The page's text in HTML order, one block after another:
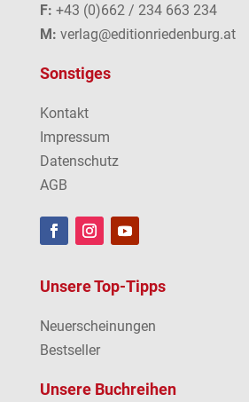
F: +43 (0)662 / 234 663 234
M: verlag@editionriedenburg.at
Sonstiges
Kontakt
Impressum
Datenschutz
AGB
Unsere Top-Tipps
Neuerscheinungen
Bestseller
Unsere Buchreihen